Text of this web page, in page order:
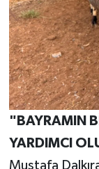
"BAYRAMIN
YARDIMCI
Mustafa